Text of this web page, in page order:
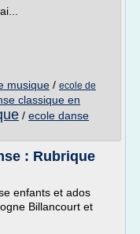
musique / ecole de
classique en
/ ecole danse
: Rubrique
enfants et ados
Billancourt et